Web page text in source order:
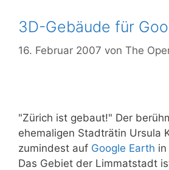
3D-Gebäude für
16. Februar 2007 von The
"Zürich ist gebaut!" Der
ehemaligen Stadträtin Ursula
zumindest auf Google Earth in
Das Gebiet der Limmatstadt